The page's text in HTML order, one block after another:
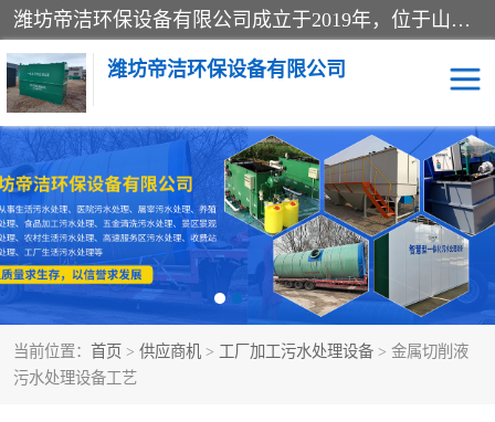
潍坊帝洁环保设备有限公司成立于2019年，位于山东省潍坊市潍城经济开发区；公司专注于环境保护专用设备及配件的研发、生产、安装与销售，同时涉及医用消毒设备、机电设备和仪器仪表的销售。此外，公司提供环保工程施工、环保技术研发与转让、技术服务以及环境工程专项设计服务，致力于为客户提供全面的环保解决方案，助力绿色可持续发展。
潍坊帝洁环保设备有限公司
当前位置： 首页 > 供应商机 > 工厂加工污水处理设备 > 金属切削液
污水处理设备工艺
一体化提升泵站 屠宰肉食品加工污水处理
设备
一体化生活污水处理设备 学校污水处理设备
医院污水处理设备 喷涂废水油墨废水
玻璃钢一体化污水处理设 水性涂料加工污水处理设